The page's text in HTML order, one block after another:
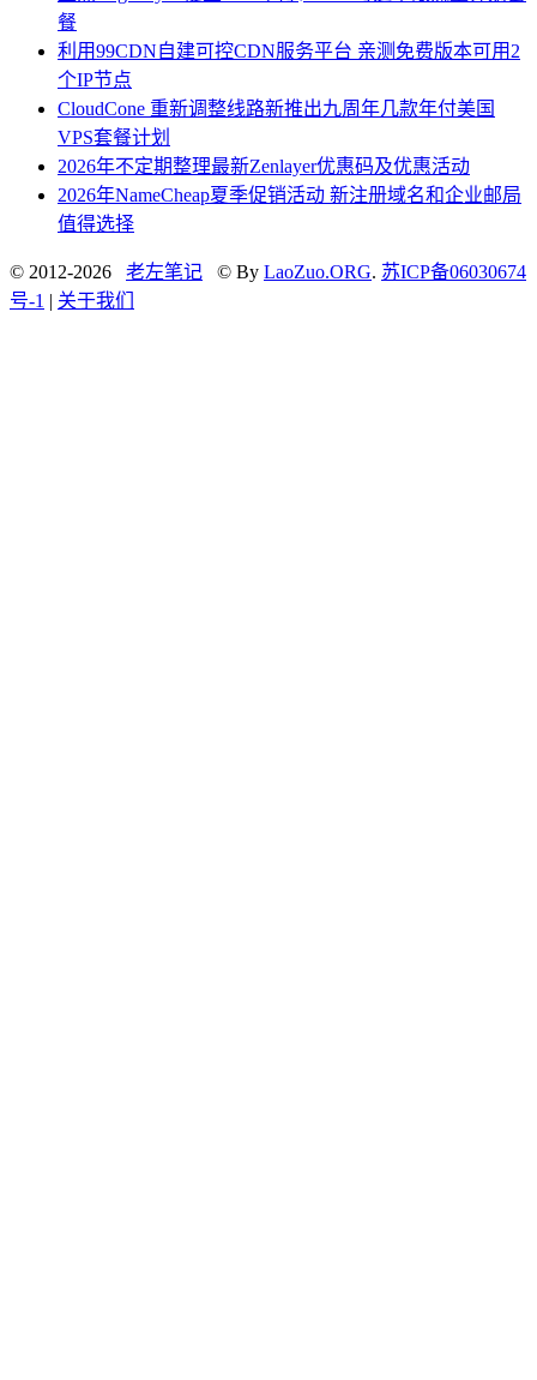
餐
利用99CDN自建可控CDN服务平台 亲测免费版本可用2
个IP节点
CloudCone 重新调整线路新推出九周年几款年付美国
VPS套餐计划
2026年不定期整理最新Zenlayer优惠码及优惠活动
2026年NameCheap夏季促销活动 新注册域名和企业邮局
值得选择
© 2012-2026 老左笔记 © By LaoZuo.ORG. 苏ICP备06030674
号-1 | 关于我们